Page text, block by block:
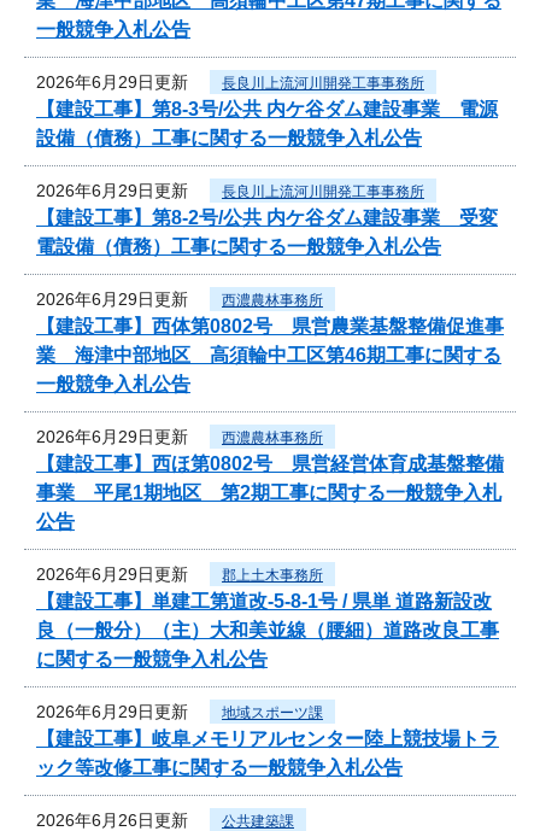
一般競争入札公告
2026年6月29日更新 長良川上流河川開発工事事務所
【建設工事】第8-3号/公共 内ケ谷ダム建設事業 電源
設備（債務）工事に関する一般競争入札公告
2026年6月29日更新 長良川上流河川開発工事事務所
【建設工事】第8-2号/公共 内ケ谷ダム建設事業 受変
電設備（債務）工事に関する一般競争入札公告
2026年6月29日更新 西濃農林事務所
【建設工事】西体第0802号 県営農業基盤整備促進事
業 海津中部地区 高須輪中工区第46期工事に関する
一般競争入札公告
2026年6月29日更新 西濃農林事務所
【建設工事】西ほ第0802号 県営経営体育成基盤整備
事業 平尾1期地区 第2期工事に関する一般競争入札
公告
2026年6月29日更新 郡上土木事務所
【建設工事】単建工第道改-5-8-1号 / 県単 道路新設改
良（一般分）（主）大和美並線（腰細）道路改良工事
に関する一般競争入札公告
2026年6月29日更新 地域スポーツ課
【建設工事】岐阜メモリアルセンター陸上競技場トラ
ック等改修工事に関する一般競争入札公告
2026年6月26日更新 公共建築課